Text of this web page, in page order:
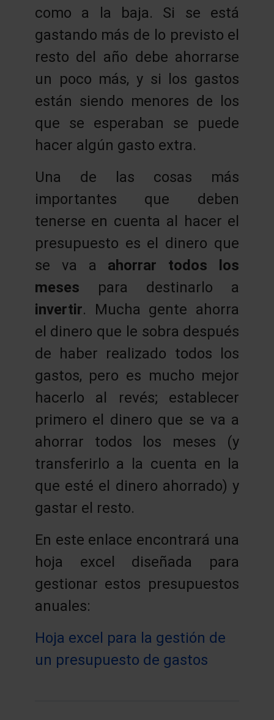
como a la baja. Si se está
gastando más de lo previsto el
resto del año debe ahorrarse
un poco más, y si los gastos
están siendo menores de los
que se esperaban se puede
hacer algún gasto extra.
Una de las cosas más
importantes que deben
tenerse en cuenta al hacer el
presupuesto es el dinero que
se va a ahorrar todos los
meses para destinarlo a
invertir. Mucha gente ahorra
el dinero que le sobra después
de haber realizado todos los
gastos, pero es mucho mejor
hacerlo al revés; establecer
primero el dinero que se va a
ahorrar todos los meses (y
transferirlo a la cuenta en la
que esté el dinero ahorrado) y
gastar el resto.
En este enlace encontrará una
hoja excel diseñada para
gestionar estos presupuestos
anuales:
Hoja excel para la gestión de
un presupuesto de gastos